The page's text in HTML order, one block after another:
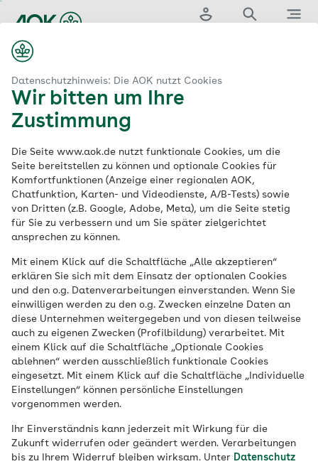
Datenschutzhinweis: Die AOK nutzt Cookies
Wir bitten um Ihre
Zustimmung
Die Seite www.aok.de nutzt funktionale Cookies, um die
Seite bereitstellen zu können und optionale Cookies für
Komfortfunktionen (Anzeige einer regionalen AOK,
Chatfunktion, Karten- und Videodienste, A/B-Tests) sowie
von Dritten (z.B. Google, Adobe, Meta), um die Seite stetig
für Sie zu verbessern und um Sie später zielgerichtet
ansprechen zu können.
Mit einem Klick auf die Schaltfläche „Alle akzeptieren“
erklären Sie sich mit dem Einsatz der optionalen Cookies
und den o.g. Datenverarbeitungen einverstanden. Wenn Sie
einwilligen werden zu den o.g. Zwecken einzelne Daten an
diese Unternehmen weitergegeben und von diesen teilweise
auch zu eigenen Zwecken (Profilbildung) verarbeitet. Mit
einem Klick auf die Schaltfläche „Optionale Cookies
ablehnen“ werden ausschließlich funktionale Cookies
eingesetzt. Mit einem Klick auf die Schaltfläche „Individuelle
Einstellungen“ können persönliche Einstellungen
vorgenommen werden.
Ihr Einverständnis kann jederzeit mit Wirkung für die
Zukunft widerrufen oder geändert werden. Verarbeitungen
bis zu Ihrem Widerruf bleiben wirksam. Unter Datenschutz
Hauptinhalt
springen
Wahlfreiheit für
Verbeamtete bei der
Krankenversicherung
Angehende Verbeamtete können sich
Vorteile der gesetzlichen
Krankenversicherung (GKV) genießen. In
zahlreichen Bundesländern können
Verbeamtete die pauschale Beihilfe
beantragen.